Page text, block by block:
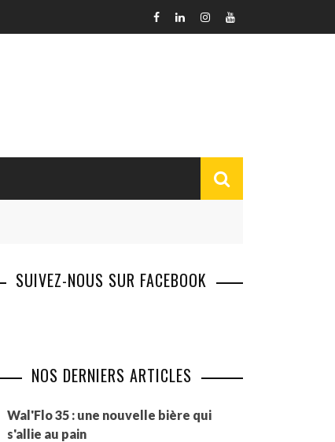
SUIVEZ-NOUS SUR FACEBOOK
NOS DERNIERS ARTICLES
Wal'Flo 35 : une nouvelle bière qui
s'allie au pain